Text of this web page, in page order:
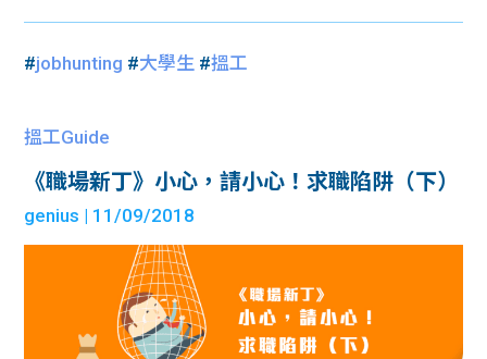
#jobhunting #大學生 #搵工
搵工Guide
《職場新丁》小心，請小心！求職陷阱（下）
genius | 11/09/2018